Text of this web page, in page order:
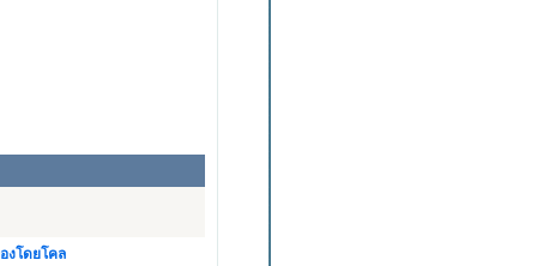
งโดยโคล